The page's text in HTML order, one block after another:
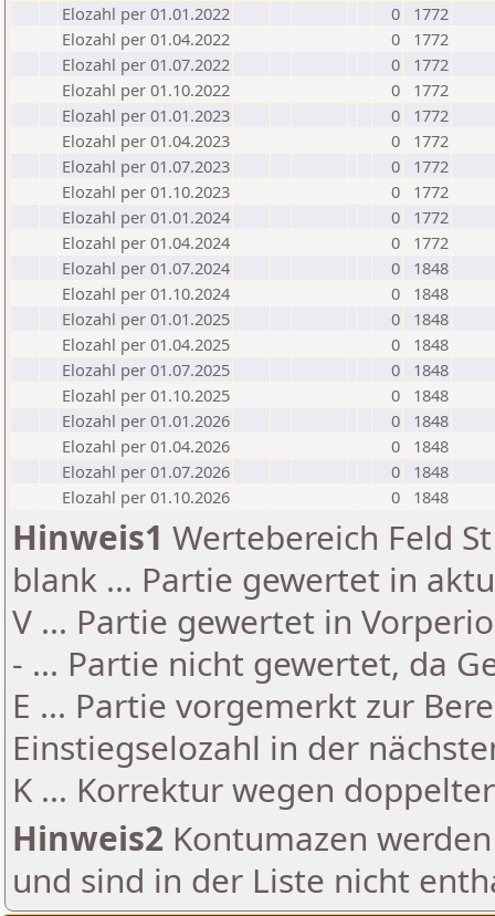
Elozahl per 01.01.2022
0
1772
Elozahl per 01.04.2022
0
1772
Elozahl per 01.07.2022
0
1772
Elozahl per 01.10.2022
0
1772
Elozahl per 01.01.2023
0
1772
Elozahl per 01.04.2023
0
1772
Elozahl per 01.07.2023
0
1772
Elozahl per 01.10.2023
0
1772
Elozahl per 01.01.2024
0
1772
Elozahl per 01.04.2024
0
1772
Elozahl per 01.07.2024
0
1848
Elozahl per 01.10.2024
0
1848
Elozahl per 01.01.2025
0
1848
Elozahl per 01.04.2025
0
1848
Elozahl per 01.07.2025
0
1848
Elozahl per 01.10.2025
0
1848
Elozahl per 01.01.2026
0
1848
Elozahl per 01.04.2026
0
1848
Elozahl per 01.07.2026
0
1848
Elozahl per 01.10.2026
0 1848
Hinweis1 Wertebereich Feld
blank ... Partie gewertet in
V ... Partie gewertet in
- ... Partie nicht gewertet, da
E ... Partie vorgemerkt zur
Einstiegselozahl in der
K ... Korrektur wegen
Hinweis2 Kontumazen
und sind in der Liste nicht